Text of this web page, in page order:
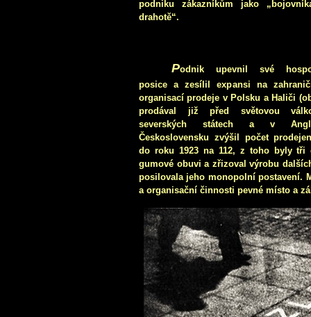
podniku zákazníkům jako
drahotě“.
Podnik upevnil své
posice a zesílil expansi na
organisací prodeje v Polsku a Haliči
prodával již před světovou
severských státech a v
Československu zvýšil počet
do roku 1923 na 112, z toho byly tři
gumové obuvi a zřizoval výrobu
posilovala jeho monopolní postavení.
a organisační činnosti pevné místo a